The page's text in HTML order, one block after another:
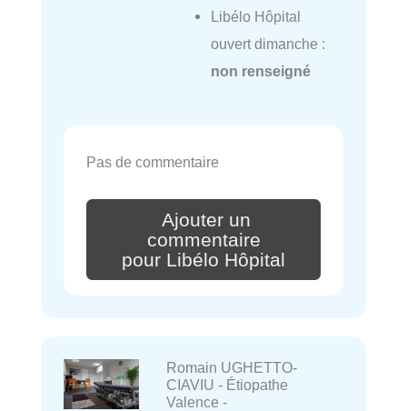
Libélo Hôpital
ouvert dimanche :
non renseigné
Pas de commentaire
Ajouter un
commentaire
pour Libélo Hôpital
Romain UGHETTO-
CIAVIU - Étiopathe
Valence -